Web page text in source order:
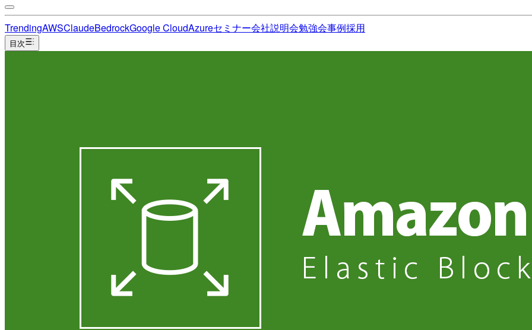
TrendingAWSClaudeBedrockGoogle CloudAzureセミナー会社説明会勉強会事例採用
目次